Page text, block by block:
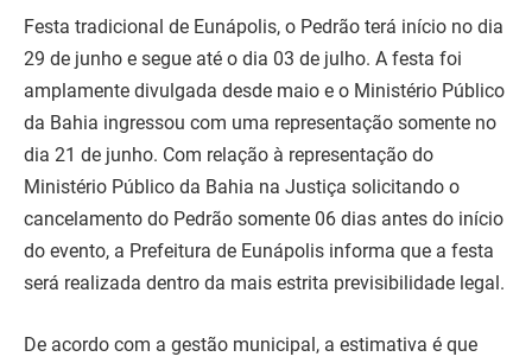
Festa tradicional de Eunápolis, o Pedrão terá início no dia
29 de junho e segue até o dia 03 de julho. A festa foi
amplamente divulgada desde maio e o Ministério Público
da Bahia ingressou com uma representação somente no
dia 21 de junho. Com relação à representação do
Ministério Público da Bahia na Justiça solicitando o
cancelamento do Pedrão somente 06 dias antes do início
do evento, a Prefeitura de Eunápolis informa que a festa
será realizada dentro da mais estrita previsibilidade legal.
De acordo com a gestão municipal, a estimativa é que